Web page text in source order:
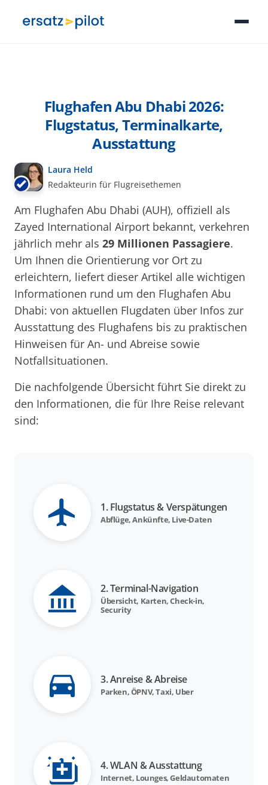
Flughafen Abu Dhabi 2026:
Flugstatus, Terminalkarte,
Ausstattung
Laura Held
Redakteurin für Flugreisethemen
Am Flughafen Abu Dhabi (AUH), offiziell als
Zayed International Airport bekannt, verkehren
jährlich mehr als 29 Millionen Passagiere.
Um Ihnen die Orientierung vor Ort zu
erleichtern, liefert dieser Artikel alle wichtigen
Informationen rund um den Flughafen Abu
Dhabi: von aktuellen Flugdaten über Infos zur
Ausstattung des Flughafens bis zu praktischen
Hinweisen für An- und Abreise sowie
Notfallsituationen.
Die nachfolgende Übersicht führt Sie direkt zu
den Informationen, die für Ihre Reise relevant
sind:
1. Flugstatus & Verspätungen
Abflüge, Ankünfte, Live-Daten
2. Terminal-Navigation
Übersicht, Karten, Check-in,
Security
3. Anreise & Abreise
Parken, ÖPNV, Taxi, Uber
4. WLAN & Ausstattung
Internet, Lounges, Geldautomaten